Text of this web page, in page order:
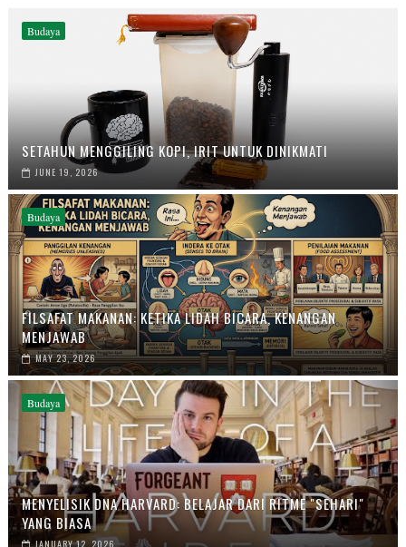
Budaya
SETAHUN MENGGILING KOPI, IRIT UNTUK DINIKMATI
JUNE 19, 2026
Budaya
FILSAFAT MAKANAN: KETIKA LIDAH BICARA, KENANGAN
MENJAWAB
MAY 23, 2026
Budaya
MENYELISIK DNA HARVARD: BELAJAR DARI RITME "SEHARI"
YANG BIASA
JANUARY 12, 2026